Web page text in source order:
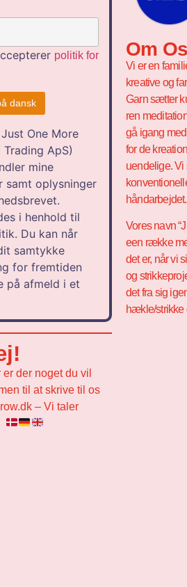
politik for
One More
ApS)
mine
samt oplysninger
i henhold til
Du kan når
samtykke
for fremtiden
på afmeld i et
der noget du vil
til at skrive til os
– Vi taler
Om
Vi er en
kreative og
Garn sætter
ren
gå igang
for de
uendelige. Vi
håndarbejdet.
Vores navn
een række
det er, når vi
og
det fra sig
hækle/